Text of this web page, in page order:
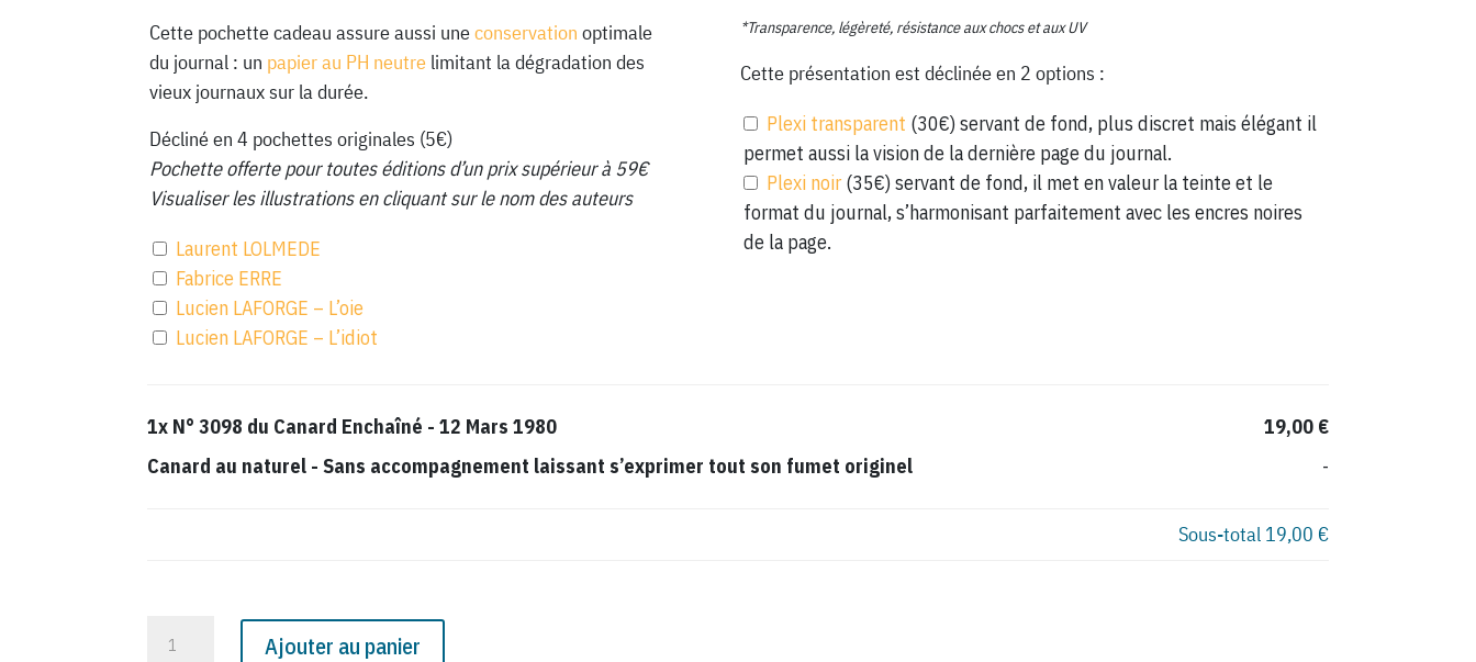
Cette pochette cadeau assure aussi uneconservation optimale
du journal : un papier au PH neutre limitant la dégradation des
vieux journaux sur la durée.
Décliné en 4 pochettes originales (5€)
Pochette offerte pour toutes éditions d’un prix supérieur à 59€
Visualiser les illustrations en cliquant sur le nom des auteurs
Laurent LOLMEDE
Fabrice ERRE
Lucien LAFORGE – L’oie
Lucien LAFORGE – L’idiot
*Transparence, légèreté, résistance aux chocs et aux UV
Cette présentation est déclinée en 2 options :
Plexi transparent (30€) servant de fond, plus discret mais élégant il
permet aussi la vision de la dernière page du journal.
Plexi noir (35€) servant de fond, il met en valeur la teinte et le
format du journal, s’harmonisant parfaitement avec les encres noires
de la page.
1x N° 3098 du Canard Enchaîné - 12 Mars 1980
19,00 €
Canard au naturel -Sans accompagnement laissant s’exprimer tout son fumet originel -
Sous-total 19,00 €
Ajouter au panier